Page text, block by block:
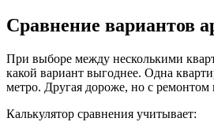
Сравнение вариантов
При выборе между несколькими
какой вариант выгоднее. Одна
метро. Другая дороже, но с ремонтом
Калькулятор сравнения учитывает: